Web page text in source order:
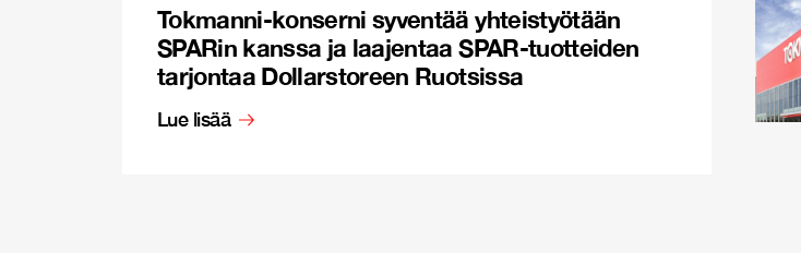
Tokmanni-konserni syventää yhteistyötään
SPARin kanssa ja laajentaa SPAR-tuotteiden
tarjontaa Dollarstoreen Ruotsissa
Lue lisää